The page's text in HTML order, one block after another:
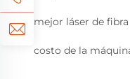
mejor láser de fibra
costo de la